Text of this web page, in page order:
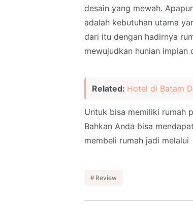
desain yang mewah.
adalah kebutuhan utama
dari itu dengan hadirnya
mewujudkan hunian impian
Related: Hotel di Batam
Untuk bisa memiliki rumah
Bahkan Anda bisa
membeli rumah jadi
Review